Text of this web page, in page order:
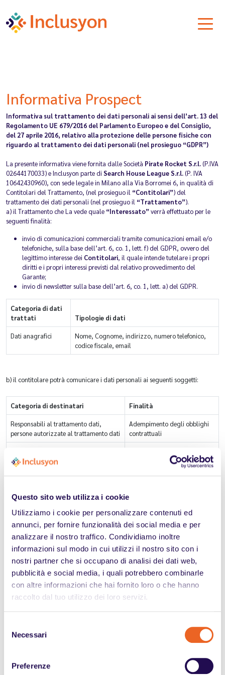
Questo sito web utilizza i cookie
Utilizziamo i cookie per personalizzare contenuti ed
annunci, per fornire funzionalità dei social media e per
analizzare il nostro traffico. Condividiamo inoltre
informazioni sul modo in cui utilizzi il nostro sito con i
nostri partner che si occupano di analisi dei dati web,
pubblicità e social media, i quali potrebbero combinarle
con altre informazioni che hai fornito loro o che hanno
raccolto dal tuo utilizzo dei loro servizi.
delNecessari
Preferenze
Informativa Prospect
Informativa sul trattamento dei dati personali ai sensi dell’art. 13 del
Regolamento UE 679/2016 del Parlamento Europeo e del Consiglio,
del 27 aprile 2016, relativo alla protezione delle persone fisiche con
riguardo al trattamento dei dati personali (nel prosieguo “GDPR”)
La presente informativa viene fornita dalle Società Pirate Rocket S.r.l.(P.IVA
02644170033) e Inclusyon parte di Search House League S.r.l.(P. IVA
10642430960), con sede legale in Milano alla Via Borromei 6, in qualità di
Contitolari del Trattamento, (nel prosieguo il “Contitolari”) del
trattamento dei dati personali (nel prosieguo il “Trattamento”).
a) il Trattamento che La vede quale “Interessato”verrà effettuato per le
seguenti finalità:
invio di comunicazioni commerciali tramite comunicazioni email e/o
telefoniche, sulla base dell’art. 6, co. 1, lett. f) del GDPR, ovvero del
legittimo interesse dei Contitolari, il quale intende tutelare i propri
diritti e i propri interessi previsti dal relativo provvedimento del
Garante;
invio di newsletter sulla base dell’art. 6, co. 1, lett. a) del GDPR.
Categoria di dati
trattati
Tipologie di dati
Dati anagrafici
Nome, Cognome, indirizzo, numero telefonico,
codice fiscale, email
b) il contitolare potrà comunicare i dati personali ai seguenti soggetti:
Categoria di destinatari Finalità
Responsabili al trattamento dati,
persone autorizzate al trattamento dati
Adempimento degli obblighi
contrattuali
bancari/ postali/assicurativi
polizze assicurative
Professionisti esterni
Adempimenti di obblighi di
legge diversi da quelli fiscali
Enti pubblici
Adempimento degli obblighi
di legge
interesse del titolare i dati personali verranno conservati per 5 (cinque)
anni;
per l’invio di newsletter i dati verranno conservati per 5 (cinque) anni;
un periodo di 10 anni come prescritto dalla legge.